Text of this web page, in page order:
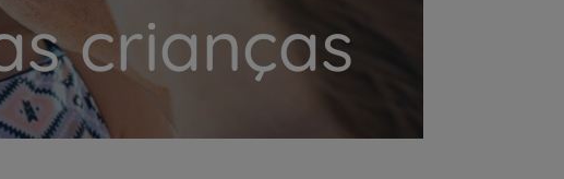
crianças